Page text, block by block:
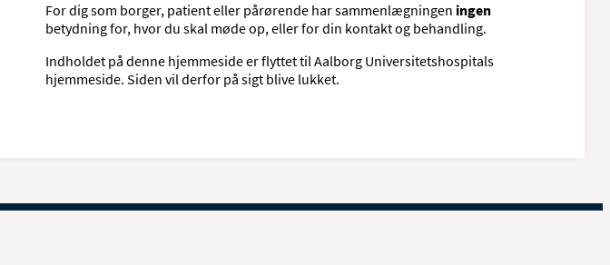
For dig som borger, patient eller pårørende har sammenlægningen ingen
betydning for, hvor du skal møde op, eller for din kontakt og behandling.
Indholdet på denne hjemmeside er flyttet til Aalborg Universitetshospitals
hjemmeside. Siden vil derfor på sigt blive lukket.